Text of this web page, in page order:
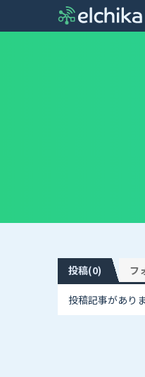
投稿(0) フ
投稿記事があり